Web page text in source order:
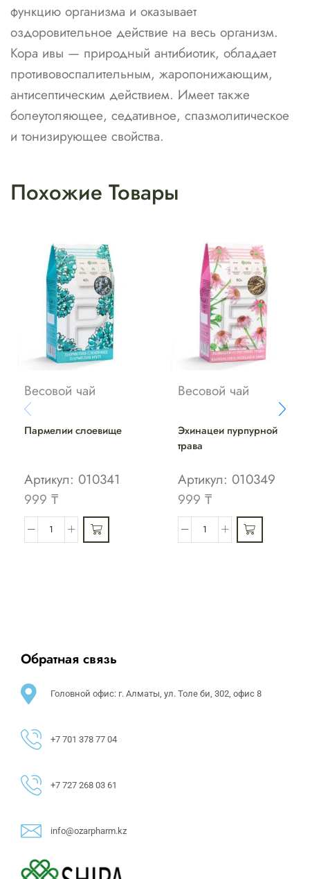
функцию организма и оказывает
оздоровительное действие на весь организм.
Кора ивы — природный антибиотик, обладает
противовоспалительным, жаропонижающим,
антисептическим действием. Имеет также
болеутоляющее, седативное, спазмолитическое
и тонизирующее свойства.
Похожие Товары
Весовой чай
Пармелии слоевище
Артикул: 010341
999 ₸
Весовой чай
Эхинацеи пурпурной
трава
Артикул: 010349
999 ₸
Обратная связь
Головной офис: г. Алматы, ул. Толе би, 302, офис 8
+7 701 378 77 04
+7 727 268 03 61
info@ozarpharm.kz